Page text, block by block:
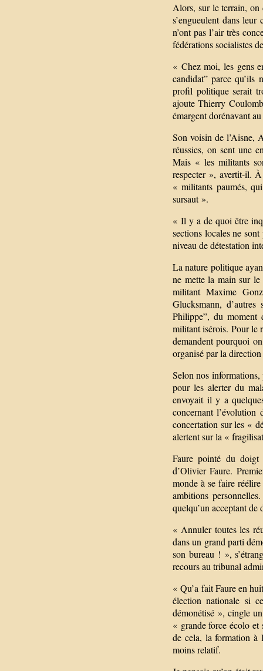
Alors, sur le terrain, on
s’engueulent dans
n’ont pas l’air très
fédérations socialistes
« Chez moi, les gens
candidat” parce
profil politique serait
ajoute Thierry
émargent dorénavant
Son voisin de l’Aisne,
réussies, on sent une
Mais « les militants
respecter », avertit-il.
« militants paumés,
sursaut ».
« Il y a de quoi être
sections locales ne
niveau de détestation
La nature politique
ne mette la main sur
militant Maxime
Glucksmann,
Philippe”, du
militant isérois. Pour le
demandent pourquoi
organisé par la
Selon nos
pour les alerter du
envoyait il y a
concernant
concertation sur les «
alertent sur la «
Faure pointé du doigt
d’Olivier Faure.
monde à se faire
ambitions
quelqu’un acceptant
« Annuler toutes les
dans un grand parti
son bureau ! »,
recours au tribunal
« Qu’a fait Faure en
élection nationale si
démonétisé », cingle
« grande force écolo
de cela, la formation à
moins relatif.